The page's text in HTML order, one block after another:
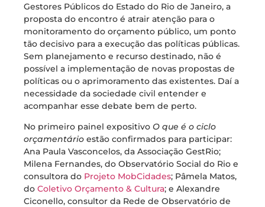
Gestores Públicos do Estado do Rio de Janeiro, a
proposta do encontro é atrair atenção para o
monitoramento do orçamento público, um ponto
tão decisivo para a execução das políticas públicas.
Sem planejamento e recurso destinado, não é
possível a implementação de novas propostas de
políticas ou o aprimoramento das existentes. Daí a
necessidade da sociedade civil entender e
acompanhar esse debate bem de perto.
No primeiro painel expositivo O que é o ciclo
orçamentário estão confirmados para participar:
Ana Paula Vasconcelos, da Associação GestRio;
Milena Fernandes, do Observatório Social do Rio e
consultora do Projeto MobCidades; Pâmela Matos,
do Coletivo Orçamento & Cultura; e Alexandre
Ciconello, consultor da Rede de Observatório de